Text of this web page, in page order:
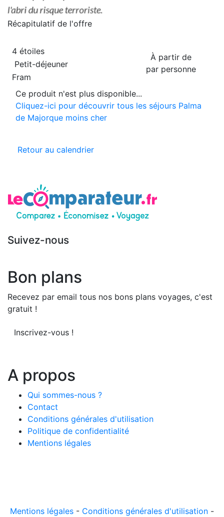
Récapitulatif de l'offre
À partir de
par personne
4 étoiles
Petit-déjeuner
Fram
Ce produit n'est plus disponible...
Cliquez-ici pour découvrir tous les séjours Palma
de Majorque moins cher
Retour au calendrier
Suivez-nous
Bon plans
Recevez par email tous nos bons plans voyages, c'est
gratuit !
Inscrivez-vous !
A propos
Qui sommes-nous ?
Contact
Conditions générales d'utilisation
Politique de confidentialité
Mentions légales
Mentions légales - Conditions générales d'utilisation -